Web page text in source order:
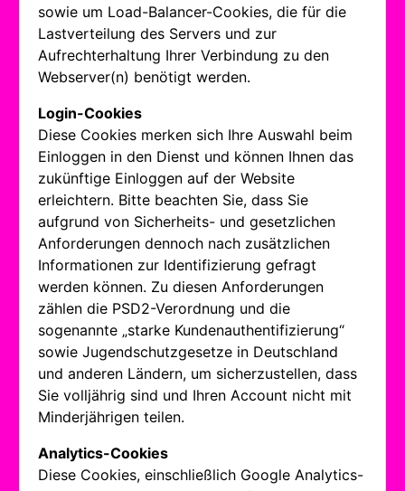
sowie um Load-Balancer-Cookies, die für die
Lastverteilung des Servers und zur
Aufrechterhaltung Ihrer Verbindung zu den
Webserver(n) benötigt werden.
Login-Cookies
Diese Cookies merken sich Ihre Auswahl beim
Einloggen in den Dienst und können Ihnen das
zukünftige Einloggen auf der Website
erleichtern. Bitte beachten Sie, dass Sie
aufgrund von Sicherheits- und gesetzlichen
Anforderungen dennoch nach zusätzlichen
Informationen zur Identifizierung gefragt
werden können. Zu diesen Anforderungen
zählen die PSD2-Verordnung und die
sogenannte „starke Kundenauthentifizierung“
sowie Jugendschutzgesetze in Deutschland
und anderen Ländern, um sicherzustellen, dass
Sie volljährig sind und Ihren Account nicht mit
Minderjährigen teilen.
Analytics-Cookies
Diese Cookies, einschließlich Google Analytics-